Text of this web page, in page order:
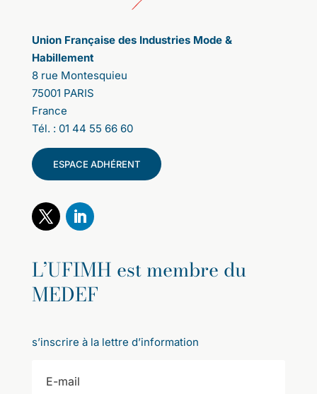
Union Française des Industries Mode &
Habillement
8 rue Montesquieu
75001 PARIS
France
Tél. : 01 44 55 66 60
ESPACE ADHÉRENT
L’UFIMH est membre du
MEDEF
s’inscrire à la lettre d’information